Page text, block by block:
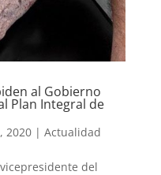
al Gobierno
Plan Integral de
2020| Actualidad
del